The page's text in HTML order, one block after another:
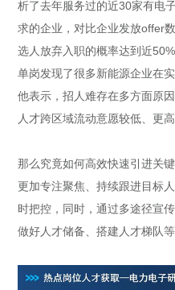
析了去年服务过的近30家有电
求的企业，对比企业发放offer
选人放弃入职的概率达到近
单岗发现了很多新能源企业在
他表示，招人难存在多方面原
人才跨区域流动意愿较低、更
那么究竟如何高效快速引进关
更加专注聚焦、持续跟进目标
时把控，同时，通过多途径宣
做好人才储备、搭建人才梯队